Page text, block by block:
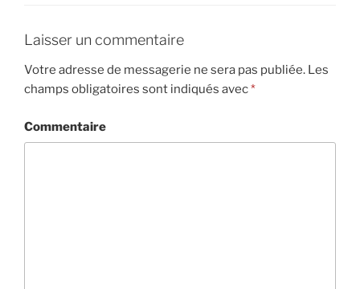
Laisser un commentaire
Votre adresse de messagerie ne sera pas publiée. Les
champs obligatoires sont indiqués avec*
Commentaire